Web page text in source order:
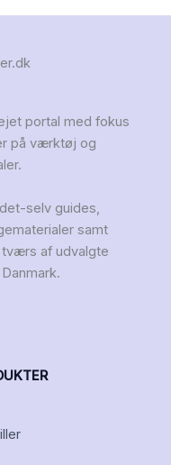
portal med fokus
på værktøj og
selv guides,
samt
tværs af udvalgte